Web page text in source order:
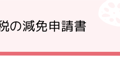
の減免申請書